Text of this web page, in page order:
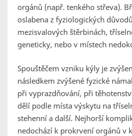
orgánů (např. tenkého střeva).
oslabena z fyziologických
mezisvalových štěrbinách,
geneticky, nebo v místech
Spouštěčem vzniku kýly je
následkem zvýšené fyzické
při vyprazdňování, při
dělí podle místa výskytu na
stehenní a další. Nejhorší
nedochází k prokrvení orgánů v